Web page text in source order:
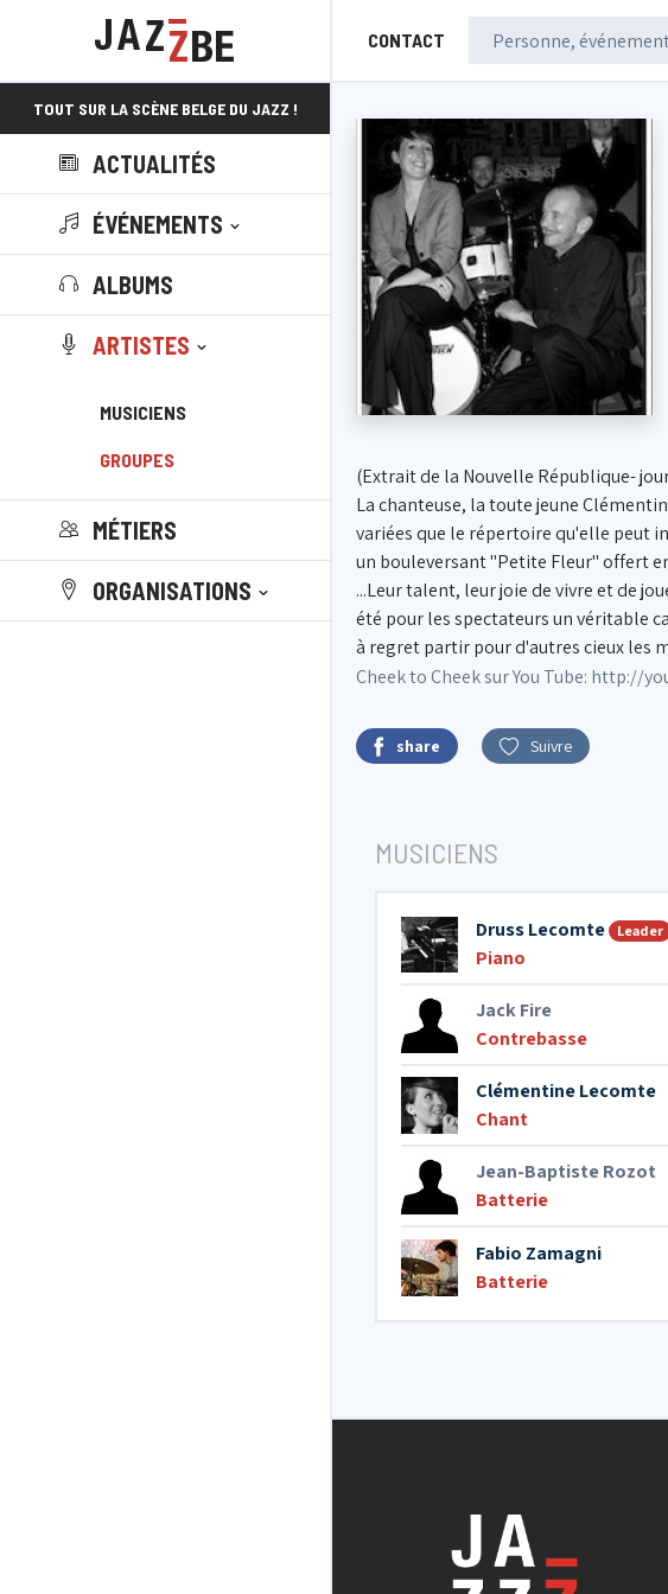
CONTACT
TOUT SUR LA SCÈNE BELGE DU JAZZ !
ACTUALITÉS
ÉVÉNEMENTS
ALBUMS
ARTISTES
MUSICIENS
GROUPES
MÉTIERS
ORGANISATIONS
(Extrait de la Nouvelle République-
La chanteuse, la toute jeune
variées que le répertoire qu'elle peut
un bouleversant "Petite Fleur" offert
...Leur talent, leur joie de vivre et de
été pour les spectateurs un véritable
à regret partir pour d'autres cieux les
Cheek to Cheek sur You Tube: http://
share Suivre
MUSICIENS
Druss Lecomte Leader
Piano
Jack Fire
Contrebasse
Clémentine Lecomte
Chant
Jean-Baptiste Rozot
Batterie
Fabio Zamagni
Batterie